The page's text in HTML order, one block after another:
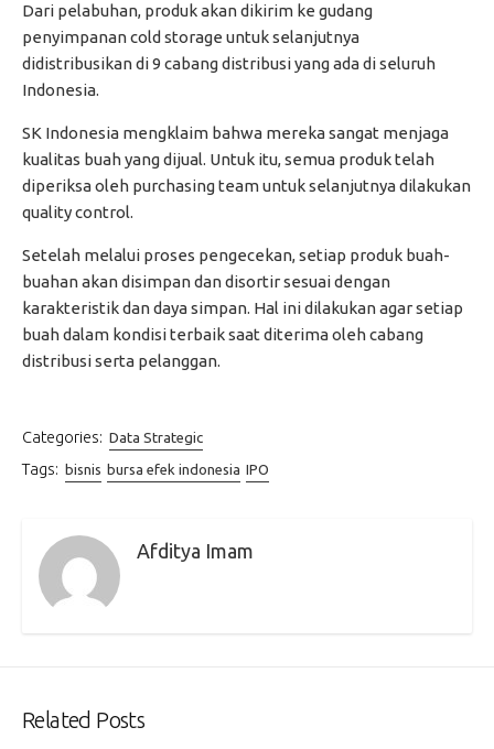
Dari pelabuhan, produk akan dikirim ke gudang
penyimpanan cold storage untuk selanjutnya
didistribusikan di 9 cabang distribusi yang ada di seluruh
Indonesia.
SK Indonesia mengklaim bahwa mereka sangat menjaga
kualitas buah yang dijual. Untuk itu, semua produk telah
diperiksa oleh purchasing team untuk selanjutnya dilakukan
quality control.
Setelah melalui proses pengecekan, setiap produk buah-
buahan akan disimpan dan disortir sesuai dengan
karakteristik dan daya simpan. Hal ini dilakukan agar setiap
buah dalam kondisi terbaik saat diterima oleh cabang
distribusi serta pelanggan.
Categories: Data Strategic
Tags: bisnis bursa efek indonesia IPO
Afditya Imam
Related Posts